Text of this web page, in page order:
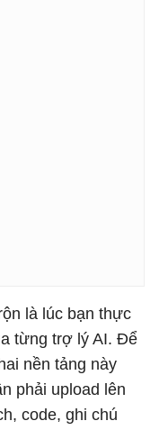
là lúc bạn thực
từng trợ lý AI. Để
nền tảng này
phải upload lên
code, ghi chú